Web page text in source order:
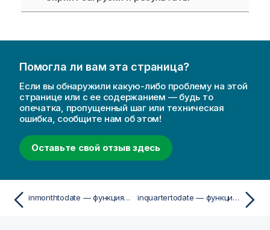
Помогла ли вам эта страница?
Если вы обнаружили какую-либо проблему на этой
странице или с ее содержанием — будь то
опечатка, пропущенный шаг или техническая
ошибка, сообщите нам об этом!
Оставьте свой отзыв здесь
inmonthtodate — функция скриптa и диаграммы inquartertodate — функция скриптa и диаграммы